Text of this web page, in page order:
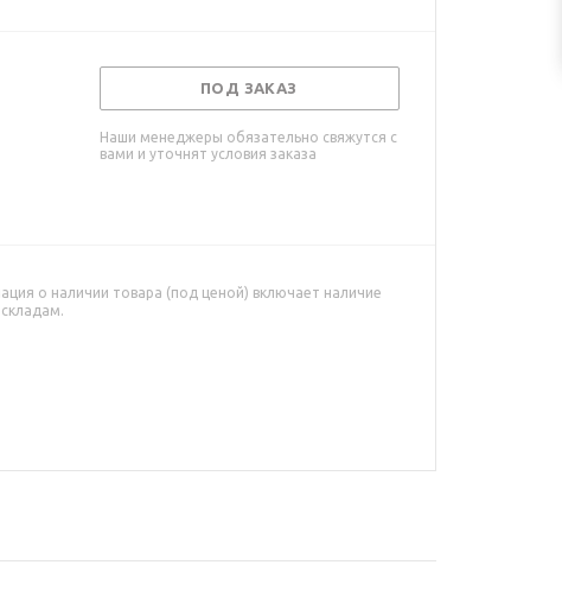
ПОД ЗАКАЗ
Наши менеджеры обязательно свяжутся с
вами и уточнят условия заказа
о наличии товара (под ценой) включает наличие